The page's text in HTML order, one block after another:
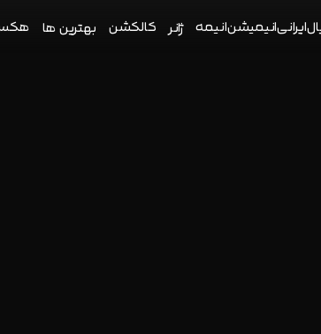
ایرانیانیمیشنانیمه ژانر کالکشن بهترین ها